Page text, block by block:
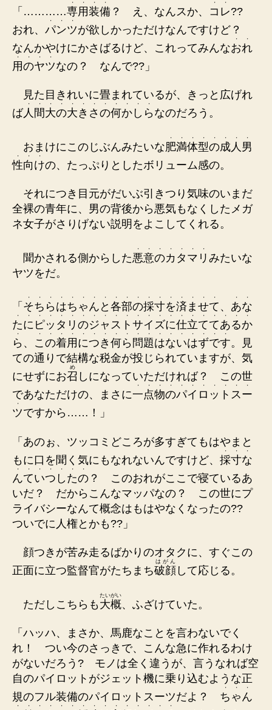
「…………専
・
用
・
装
・
備
・
？ え、なんスか、 コ
・
レ
・
??
おれ、 パ
・
ン
・
ツ
・
が欲しかっただけなんですけど？
なんかやけにかさばるけど、これってみんなお
・
れ
・
用
・
の
・
ヤ
・
ツ
・
なの？ なんで??」
見た目きれいに畳まれているが、きっと広げれ
ば人
・
間
・
大
・
の
・
大
・
き
・
さ
・
の
・
何
・
か
・
し
・
ら
・
なのだろう。
おまけにこのじぶんみたいな肥
・
満
・
体
・
型
・
の
・
成
・
人
・
男
・
性
・
向
・
け
・
の、たっぷりとしたボリューム感の。
それにつき目元がだいぶ引きつり気味のいまだ
全裸の青年に、男の背後から悪気もなくしたメガ
ネ女子がさりげない説明をよこしてくれる。
聞かされる側からした悪
・
意
・
の
・
カ
・
タ
・
マ
・
リ
・
みたいな
ヤツをだ。
「 そ
・
ち
・
ら
・
は
・
ち
・
ゃ
・
ん
・
と
・
各
・
部
・
の
・
採
・
寸
・
を
・
済
・
ま
・
せ
・
て
・
、 あ
・
な
・
た
・
に
・
ピ
・
ッ
・
タ
・
リ
・
の
・
ジ
・
ャ
・
ス
・
ト
・
サ
・
イ
・
ズ
・
に
・
仕
・
立
・
て
・
て
・
あ
・
る
・
か
・
ら
・
、 こ
・
の
・
着
・
用
・
に
・
つ
・
き
・
何
・
ら
・
問
・
題
・
は
・
な
・
い
・
は
・
ず
・
で
・
す
・
。見
ての通りで結構な税金が投じられていますが、気
にせずにお召
め
しになっていただければ？ この世
であなただけの、まさに一
・
点
・
物
・
の
・
パ
・
イ
・
ロ
・
ッ
・
ト
・
ス
・
ー
・
ツ
・
ですから……！」
「あのぉ、ツッコミどころが多すぎてもはやまと
もに口を聞く気にもなれないんですけど、 採
・
寸
・
な
・
ん
・
て
・
い
・
つ
・
し
・
た
・
の
・
？ このおれがここで寝ているあ
いだ？ だからこんなマッパなの？ この世にプ
ライバシーなんて概念はもはやなくなったの??
ついでに人権とかも??」
顔つきが苦み走るばかりのオタクに、すぐこの
正面に立つ監督官がたちまち破顔
はがん
して応じる。
ただしこちらも 大概
たいがい
、ふざけていた。
「ハッハ、まさか、馬鹿なことを言わないでく
れ！ つい今のさっきで、こんな急に作れるわけ
がないだろう? モノは全く違うが、言うなれば空
自のパイロットがジェット機に乗り込むような正
規のフル装備のパイロットスーツだよ？ ち
・
ゃ
・
ん
・
・ ・ ・ ・ ・ ・ ・ ・ ・ ・ ・ ・ ・ ・ ・